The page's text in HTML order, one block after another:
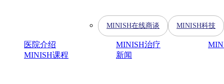
医院介绍 MINISH治疗
MINISH课程
新闻
MINISH在线商谈 MINISH科技